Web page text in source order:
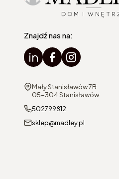
Znajdź nas na:
Adres:
Mały Stanisławów 7B
05-304 Stanisławów
502799812
sklep@madley.pl